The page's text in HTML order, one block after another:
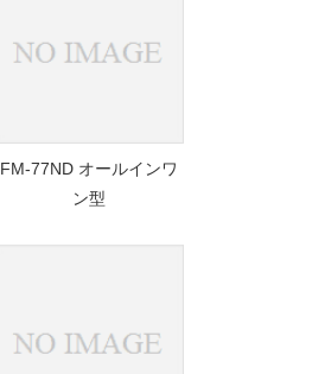
FM-77ND オールインワ
ン型